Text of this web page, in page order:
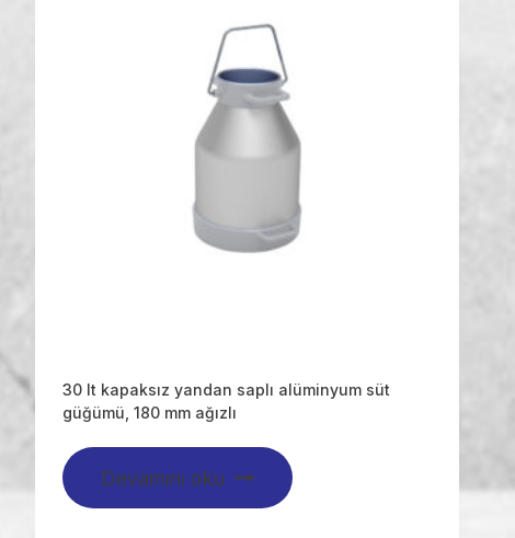
30 lt kapaksız yandan saplı alüminyum süt
güğümü, 180 mm ağızlı
Devamını oku